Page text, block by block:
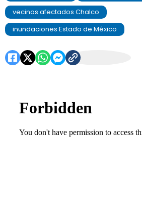
vecinos afectados Chalco
inundaciones Estado de México